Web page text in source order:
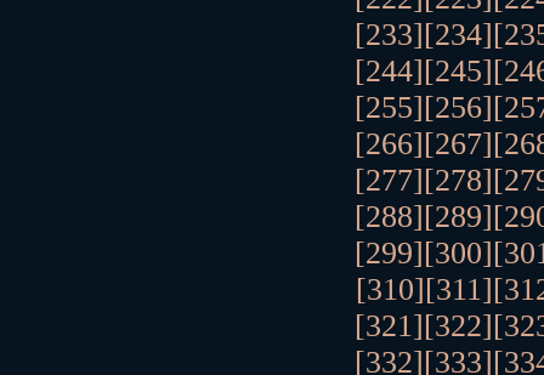
[233][234]
[244][245]
[255][256]
[266][267]
[277][278]
[288][289]
[299][300]
[310][311]
[321][322]
[332][333]